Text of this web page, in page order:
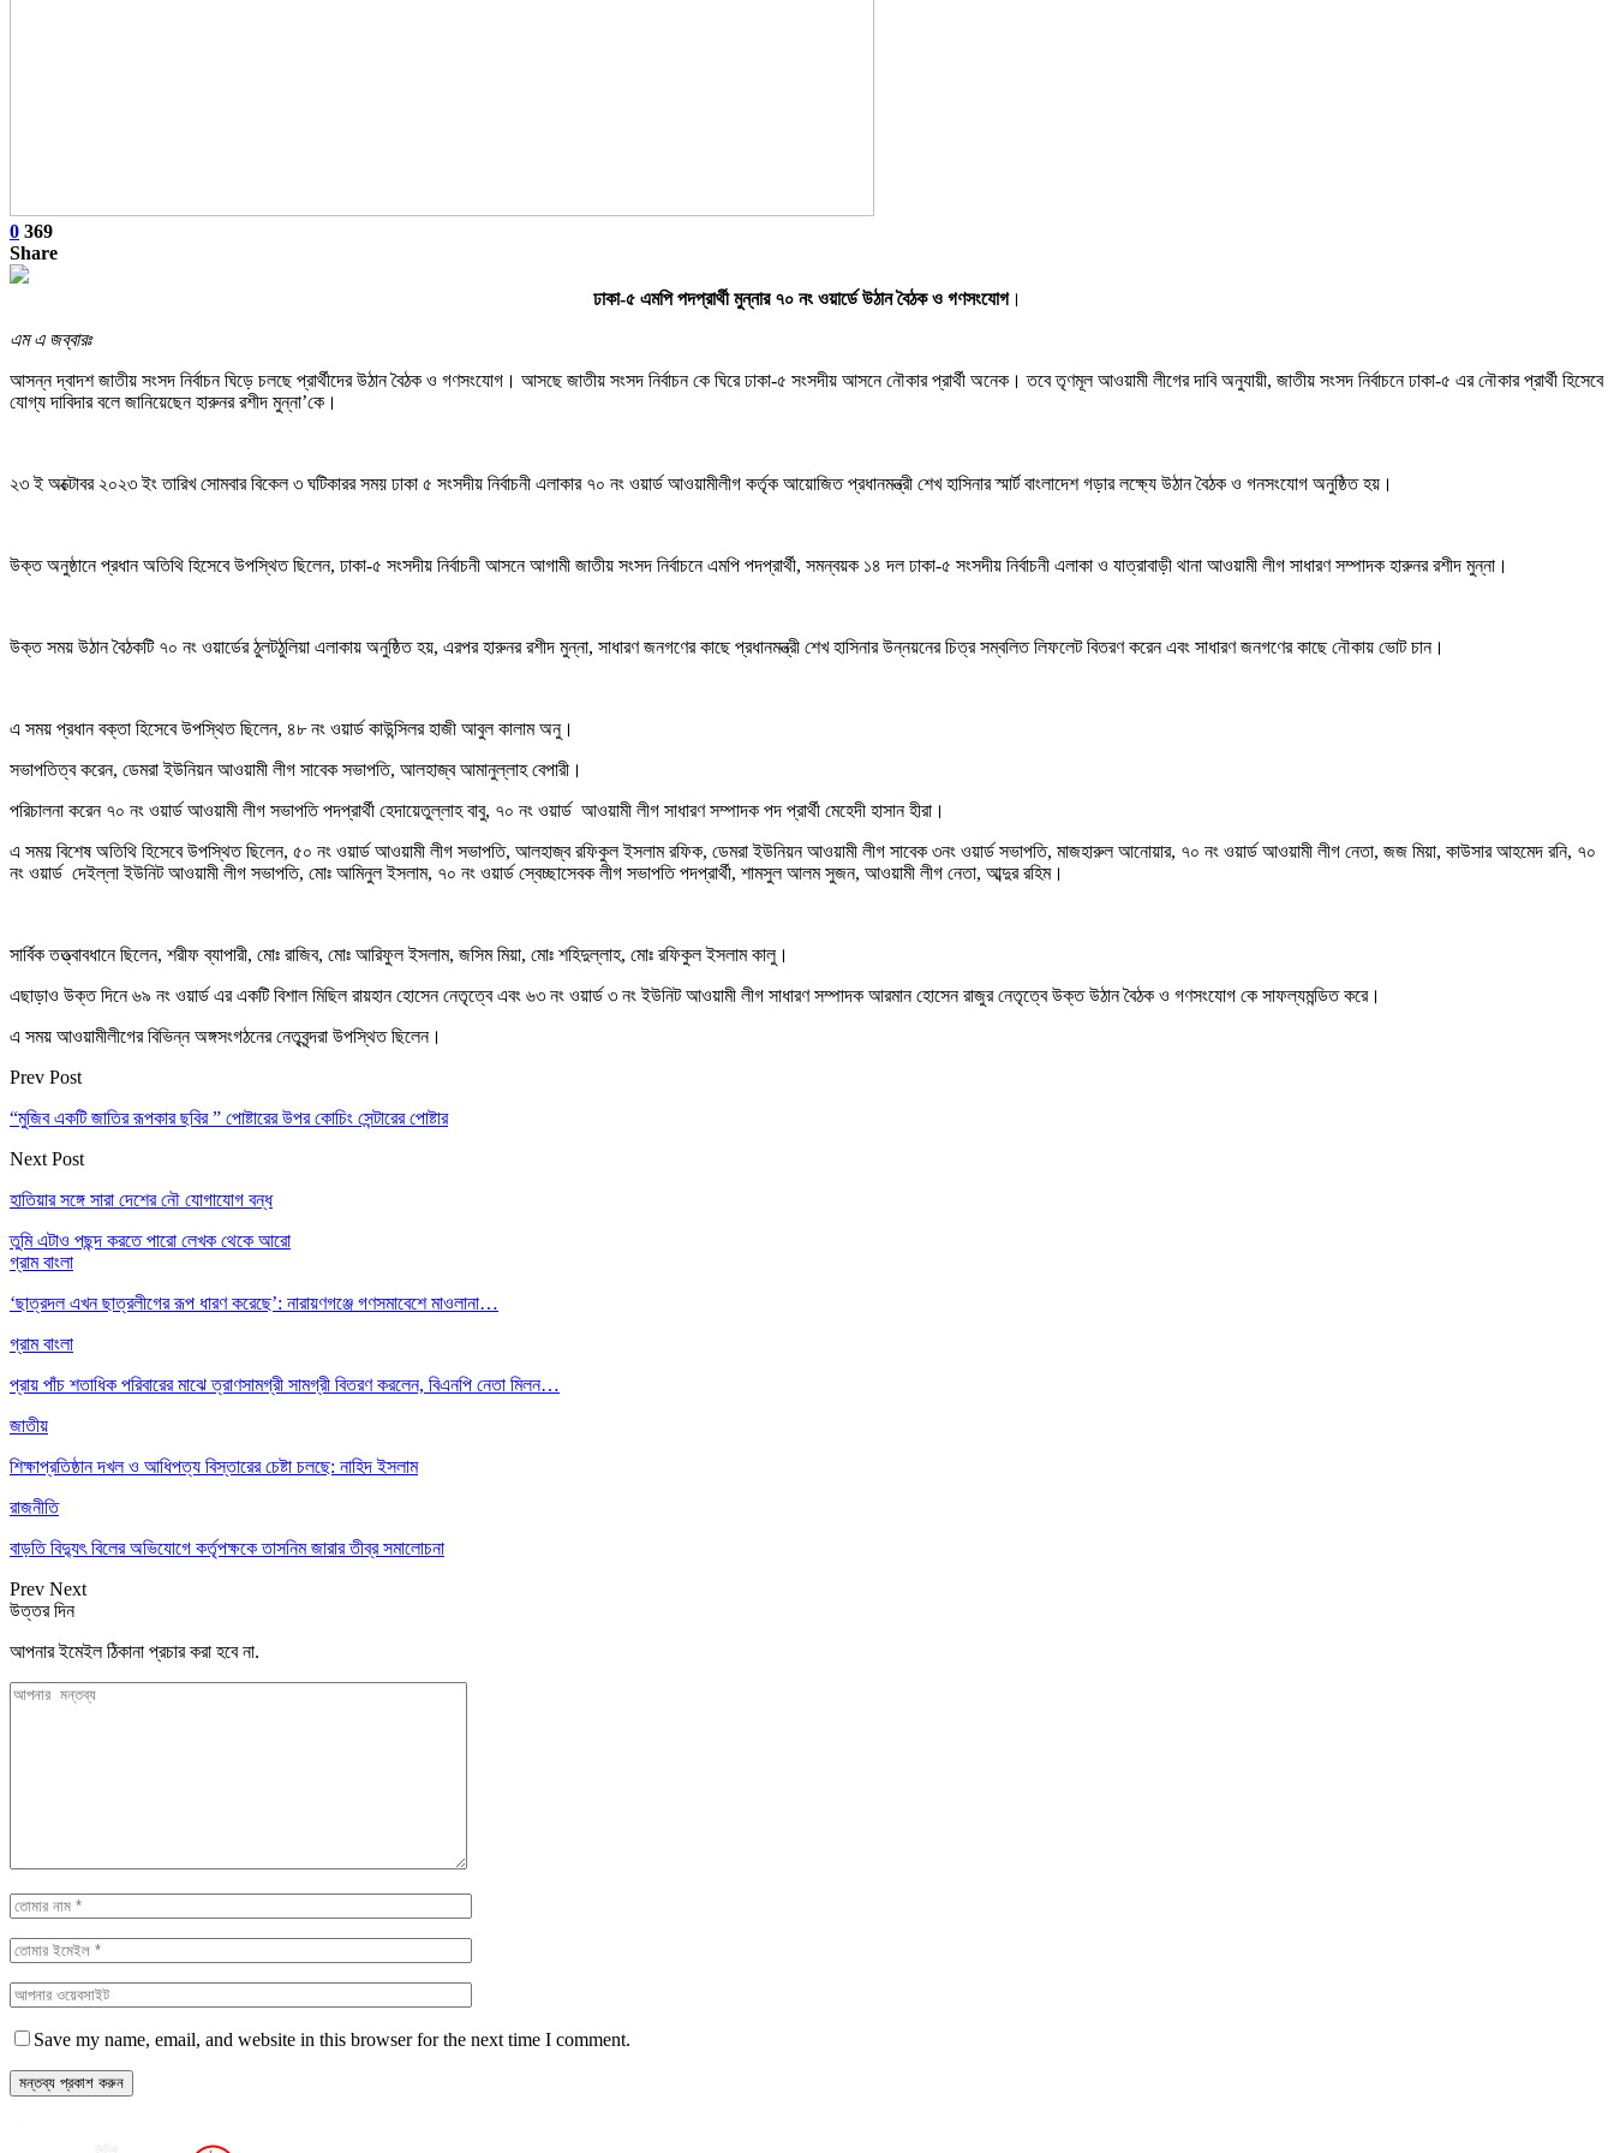
0 369
Share
ঢাকা-৫ এমপি পদপ্রার্থী মুন্নার ৭০ নং ওয়ার্ডে উঠান বৈঠক ও গণসংযোগ।
এম এ জব্বারঃ
আসন্ন দ্বাদশ জাতীয় সংসদ নির্বাচন ঘিড়ে চলছে প্রার্থীদের উঠান বৈঠক ও গণসংযোগ। আসছে জাতীয় সংসদ নির্বাচন কে ঘিরে ঢাকা-৫ সংসদীয় আসনে নৌকার প্রার্থী অনেক। তবে তৃণমূল আওয়ামী লীগের দাবি অনুযায়ী, জাতীয় সংসদ নির্বাচনে ঢাকা-৫ এর নৌকার প্রার্থী হিসেবে
যোগ্য দাবিদার বলে জানিয়েছেন হারুনর রশীদ মুন্না’কে।
২৩ ই অক্টোবর ২০২৩ ইং তারিখ সোমবার বিকেল ৩ ঘটিকারর সময় ঢাকা ৫ সংসদীয় নির্বাচনী এলাকার ৭০ নং ওয়ার্ড আওয়ামীলীগ কর্তৃক আয়োজিত প্রধানমন্ত্রী শেখ হাসিনার স্মার্ট বাংলাদেশ গড়ার লক্ষ্যে উঠান বৈঠক ও গনসংযোগ অনুষ্ঠিত হয়।
উক্ত অনুষ্ঠানে প্রধান অতিথি হিসেবে উপস্থিত ছিলেন, ঢাকা-৫ সংসদীয় নির্বাচনী আসনে আগামী জাতীয় সংসদ নির্বাচনে এমপি পদপ্রার্থী, সমন্বয়ক ১৪ দল ঢাকা-৫ সংসদীয় নির্বাচনী এলাকা ও যাত্রাবাড়ী থানা আওয়ামী লীগ সাধারণ সম্পাদক হারুনর রশীদ মুন্না।
উক্ত সময় উঠান বৈঠকটি ৭০ নং ওয়ার্ডের ঠুলটঠুলিয়া এলাকায় অনুষ্ঠিত হয়, এরপর হারুনর রশীদ মুন্না, সাধারণ জনগণের কাছে প্রধানমন্ত্রী শেখ হাসিনার উন্নয়নের চিত্র সম্বলিত লিফলেট বিতরণ করেন এবং সাধারণ জনগণের কাছে নৌকায় ভোট চান।
এ সময় প্রধান বক্তা হিসেবে উপস্থিত ছিলেন, ৪৮ নং ওয়ার্ড কাউন্সিলর হাজী আবুল কালাম অনু।
সভাপতিত্ব করেন, ডেমরা ইউনিয়ন আওয়ামী লীগ সাবেক সভাপতি, আলহাজ্ব আমানুল্লাহ বেপারী।
পরিচালনা করেন ৭০ নং ওয়ার্ড আওয়ামী লীগ সভাপতি পদপ্রার্থী হেদায়েতুল্লাহ বাবু, ৭০ নং ওয়ার্ড আওয়ামী লীগ সাধারণ সম্পাদক পদ প্রার্থী মেহেদী হাসান হীরা।
এ সময় বিশেষ অতিথি হিসেবে উপস্থিত ছিলেন, ৫০ নং ওয়ার্ড আওয়ামী লীগ সভাপতি, আলহাজ্ব রফিকুল ইসলাম রফিক, ডেমরা ইউনিয়ন আওয়ামী লীগ সাবেক ৩নং ওয়ার্ড সভাপতি, মাজহারুল আনোয়ার, ৭০ নং ওয়ার্ড আওয়ামী লীগ নেতা, জজ মিয়া, কাউসার আহমেদ রনি, ৭০
নং ওয়ার্ড দেইল্লা ইউনিট আওয়ামী লীগ সভাপতি, মোঃ আমিনুল ইসলাম, ৭০ নং ওয়ার্ড স্বেচ্ছাসেবক লীগ সভাপতি পদপ্রার্থী, শামসুল আলম সুজন, আওয়ামী লীগ নেতা, আব্দুর রহিম।
সার্বিক তত্ত্বাবধানে ছিলেন, শরীফ ব্যাপারী, মোঃ রাজিব, মোঃ আরিফুল ইসলাম, জসিম মিয়া, মোঃ শহিদুল্লাহ, মোঃ রফিকুল ইসলাম কালু।
এছাড়াও উক্ত দিনে ৬৯ নং ওয়ার্ড এর একটি বিশাল মিছিল রায়হান হোসেন নেতৃত্বে এবং ৬৩ নং ওয়ার্ড ৩ নং ইউনিট আওয়ামী লীগ সাধারণ সম্পাদক আরমান হোসেন রাজুর নেতৃত্বে উক্ত উঠান বৈঠক ও গণসংযোগ কে সাফল্যমন্ডিত করে।
এ সময় আওয়ামীলীগের বিভিন্ন অঙ্গসংগঠনের নেতৃবৃন্দরা উপস্থিত ছিলেন।
Prev Post
“মুজিব একটি জাতির রূপকার ছবির ” পোষ্টারের উপর কোচিং সেন্টারের পোষ্টার
Next Post
হাতিয়ার সঙ্গে সারা দেশের নৌ যোগাযোগ বন্ধ
তুমি এটাও পছন্দ করতে পারো লেখক থেকে আরো
গ্রাম বাংলা
‘ছাত্রদল এখন ছাত্রলীগের রূপ ধারণ করেছে’: নারায়ণগঞ্জে গণসমাবেশে মাওলানা…
গ্রাম বাংলা
প্রায় পাঁচ শতাধিক পরিবারের মাঝে ত্রাণসামগ্রী সামগ্রী বিতরণ করলেন, বিএনপি নেতা মিলন…
জাতীয়
শিক্ষাপ্রতিষ্ঠান দখল ও আধিপত্য বিস্তারের চেষ্টা চলছে: নাহিদ ইসলাম
রাজনীতি
বাড়তি বিদ্যুৎ বিলের অভিযোগে কর্তৃপক্ষকে তাসনিম জারার তীব্র সমালোচনা
Prev Next
উত্তর দিন
আপনার ইমেইল ঠিকানা প্রচার করা হবে না.
Save my name, email, and website in this browser for the next time I comment.